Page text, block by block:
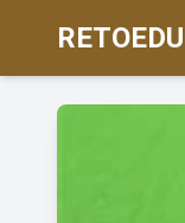
RETOEDU